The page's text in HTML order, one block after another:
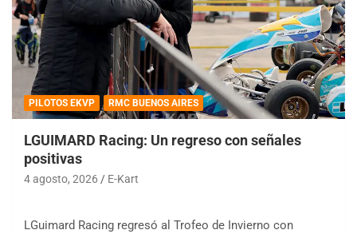
PILOTOS EKVP RMC BUENOS AIRES
LGUIMARD Racing: Un regreso con señales
positivas
4 agosto, 2026 E-Kart
LGuimard Racing regresó al Trofeo de Invierno con